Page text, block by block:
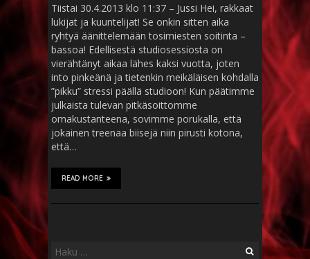
Tiistai 30.4.2013 klo 11:37 – Jussi Hei, rakkaat
lukijat ja kuuntelijat! Se onkin sitten aika
ryhtyä äänittelemään tosimiesten soitinta –
bassoa! Edellisestä studiosessiosta on
vierähtänyt aikaa lähes kaksi vuotta, joten
into pinkeänä ja tietenkin meikäläisen kohdalla
”pikku” stressi päällä studioon! Kun päätimme
julkaista tulevan pitkäsoittomme
omakustanteena, sovimme porukalla, että
jokainen treenaa biisejä niin pirusti kotona,
että…
READ MORE
Haku: